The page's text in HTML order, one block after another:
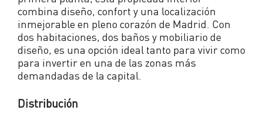
combina diseño, confort y una localización
inmejorable en pleno corazón de Madrid. Con
dos habitaciones, dos baños y mobiliario de
diseño, es una opción ideal tanto para vivir como
para invertir en una de las zonas más
demandadas de la capital.
Distribución